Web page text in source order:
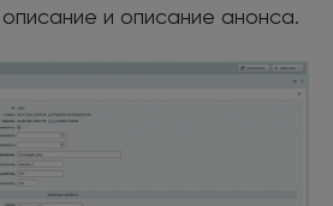
и описание анонса.